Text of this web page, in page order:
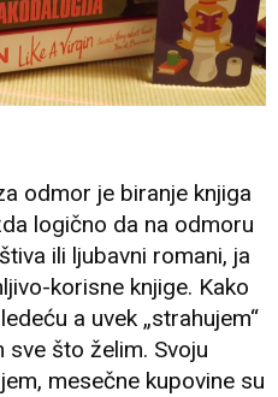
odmor je biranje knjiga
logično da na odmoru
ili ljubavni romani, ja
korisne knjige. Kako
a uvek „strahujem“
što želim. Svoju
mesečne kupovine su